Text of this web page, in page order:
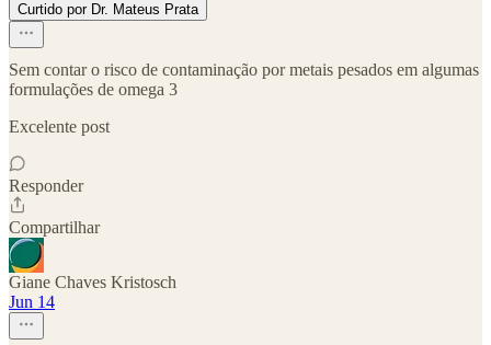
Curtido por Dr. Mateus Prata
Sem contar o risco de contaminação por metais pesados em algumas
formulações de omega 3
Excelente post
Responder
Compartilhar
Giane Chaves Kristosch
Jun 14